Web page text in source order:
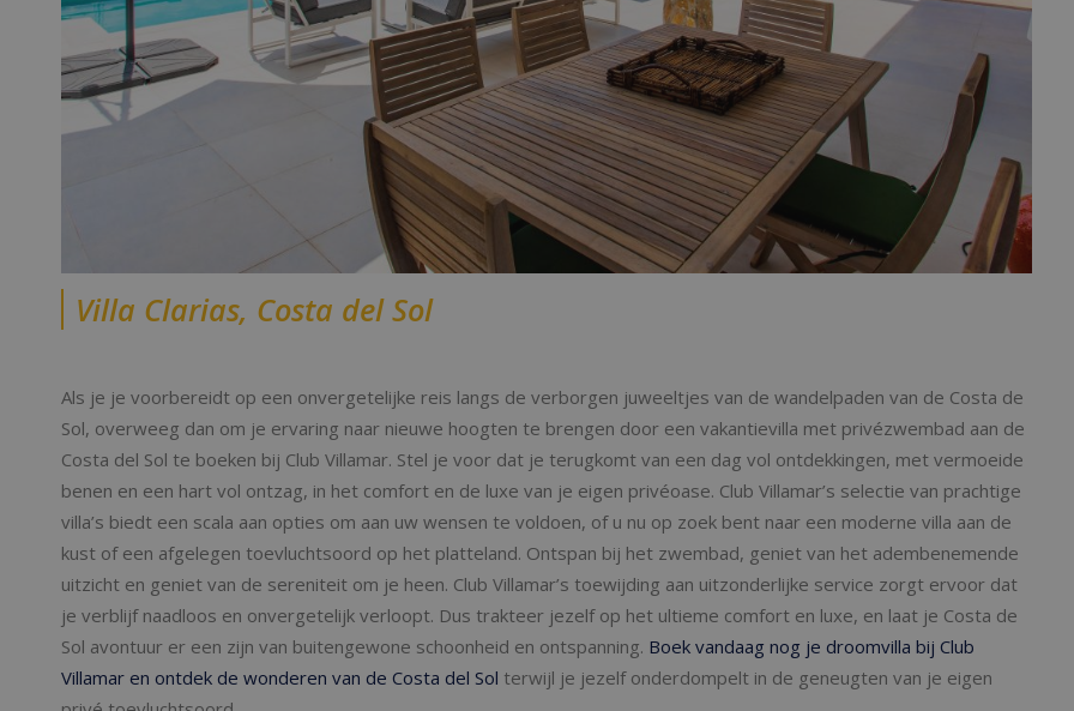
Villa Clarias, Costa del Sol
Als je je voorbereidt op een onvergetelijke reis langs de verborgen juweeltjes van de wandelpaden van de Costa de
Sol, overweeg dan om je ervaring naar nieuwe hoogten te brengen door een vakantievilla met privézwembad aan de
Costa del Sol te boeken bij Club Villamar. Stel je voor dat je terugkomt van een dag vol ontdekkingen, met vermoeide
benen en een hart vol ontzag, in het comfort en de luxe van je eigen privéoase. Club Villamar’s selectie van prachtige
villa’s biedt een scala aan opties om aan uw wensen te voldoen, of u nu op zoek bent naar een moderne villa aan de
kust of een afgelegen toevluchtsoord op het platteland. Ontspan bij het zwembad, geniet van het adembenemende
uitzicht en geniet van de sereniteit om je heen. Club Villamar’s toewijding aan uitzonderlijke service zorgt ervoor dat
je verblijf naadloos en onvergetelijk verloopt. Dus trakteer jezelf op het ultieme comfort en luxe, en laat je Costa de
Sol avontuur er een zijn van buitengewone schoonheid en ontspanning. Boek vandaag nog je droomvilla bij Club
Villamar en ontdek de wonderen van de Costa del Sol terwijl je jezelf onderdompelt in de geneugten van je eigen